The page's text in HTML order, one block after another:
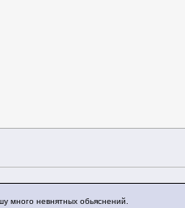
много невнятных обьяснений.